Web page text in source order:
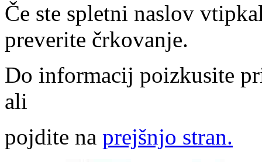
Če ste spletni naslov
preverite črkovanje.
Do informacij poizkusite
ali
pojdite na prejšnjo stran.